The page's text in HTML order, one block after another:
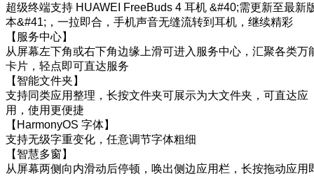
超级终端支持 HUAWEI FreeBuds 4 耳机 &#40;需更新至最新
本&#41;，一拉即合，手机声音无缝流转到耳机，继续精彩
【服务中心】
从屏幕左下角或右下角边缘上滑可进入服务中心，汇聚各类万
卡片，轻点即可直达服务
【智能文件夹】
支持同类应用整理，长按文件夹可展示为大文件夹，可直达应
用，使用更便捷
【HarmonyOS 字体】
支持无级字重变化，任意调节字体粗细
【智慧多窗】
从屏幕两侧向内滑动后停顿，唤出侧边应用栏，长按拖动应用